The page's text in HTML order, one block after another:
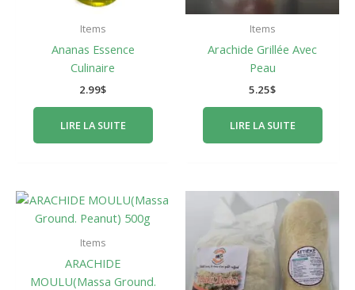
Items
Ananas Essence
Culinaire
2.99$
LIRE LA SUITE
Items
Arachide Grillée Avec
Peau
5.25$
LIRE LA SUITE
Items
ARACHIDE
MOULU(Massa Ground.